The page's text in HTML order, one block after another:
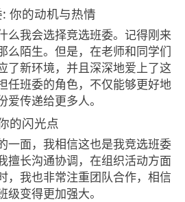
你的动机与热情
么我会选择竞选班委。记得刚来
么陌生。但是，在老师和同学们
了新环境，并且深深地爱上了这
任班委的角色，不仅能够更好地
传递给更多人。
的闪光点
一面，我相信这也是我竞选班委
擅长沟通协调，在组织活动方面
，我也非常注重团队合作，相信
变得更加强大。